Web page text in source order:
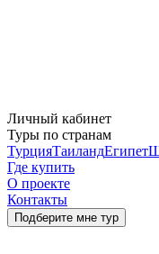
Личный кабинет
Туры по странам
ТурцияТаиландЕгипет
Где купить
О проекте
Контакты
Подберите мне тур